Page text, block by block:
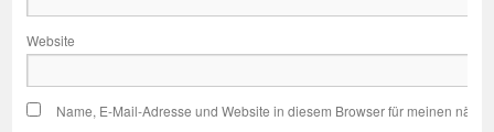
Website
Name, E-Mail-Adresse und Website in diesem Browser für meinen